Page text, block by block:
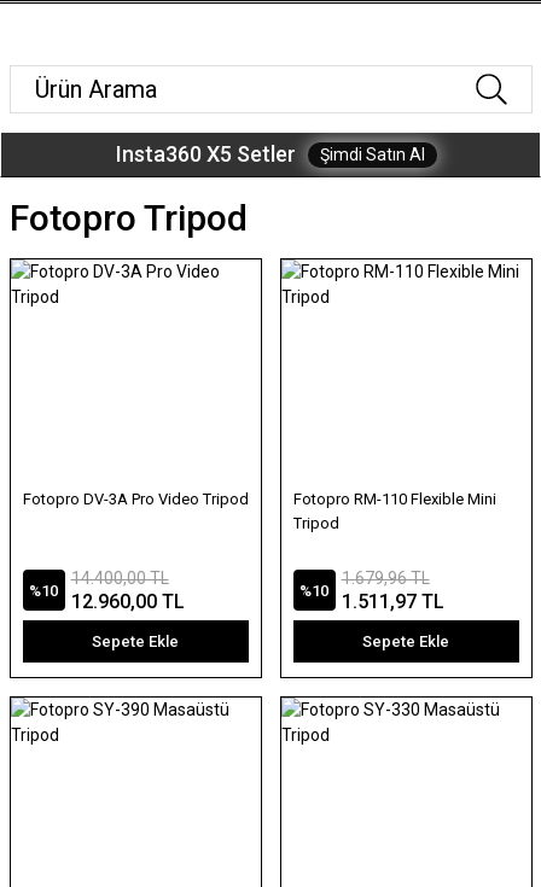
Insta360 X5 Setler Şimdi Satın Al
Fotopro Tripod
Fotopro DV-3A Pro Video Tripod
%10
14.400,00 TL
12.960,00 TL
Sepete Ekle
Fotopro RM-110 Flexible Mini
Tripod
%10
1.679,96 TL
1.511,97 TL
Sepete Ekle